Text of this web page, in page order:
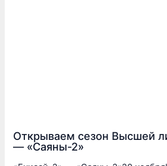
Открываем сезон Высшей
— «Саяны-2»